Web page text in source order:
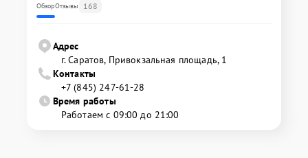
ОбзорОтзывы 168
Адрес
г. Саратов, Привокзальная площадь, 1
Контакты
+7 (845) 247-61-28
Время работы
Работаем с 09:00 до 21:00